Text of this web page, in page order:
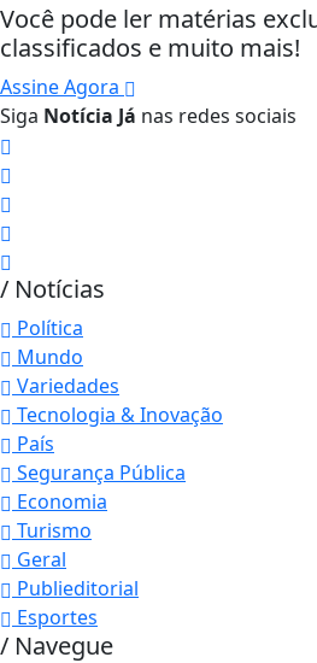
Você pode ler matérias
classificados e muito mais!
Assine Agora
Siga Notícia Já nas redes sociais
/ Notícias
Política
Mundo
Variedades
Tecnologia & Inovação
País
Segurança Pública
Economia
Turismo
Geral
Publieditorial
Esportes
/ Navegue